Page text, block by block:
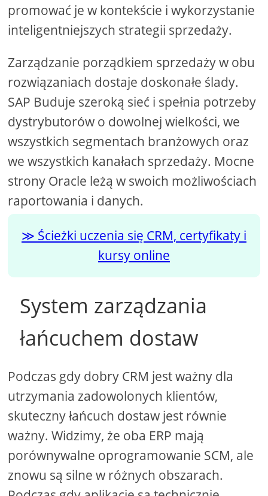
promować je w kontekście i wykorzystanie
inteligentniejszych strategii sprzedaży.
Zarządzanie porządkiem sprzedaży w obu
rozwiązaniach dostaje doskonałe ślady.
SAP Buduje szeroką sieć i spełnia potrzeby
dystrybutorów o dowolnej wielkości, we
wszystkich segmentach branżowych oraz
we wszystkich kanałach sprzedaży. Mocne
strony Oracle leżą w swoich możliwościach
raportowania i danych.
Ścieżki uczenia się CRM, certyfikaty i
kursy online
System zarządzania
łańcuchem dostaw
Podczas gdy dobry CRM jest ważny dla
utrzymania zadowolonych klientów,
skuteczny łańcuch dostaw jest równie
ważny. Widzimy, że oba ERP mają
porównywalne oprogramowanie SCM, ale
znowu są silne w różnych obszarach.